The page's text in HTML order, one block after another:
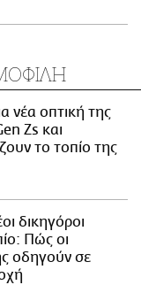
νέα οπτική της
Zs και
το τοπίο της
δικηγόροι
Πώς οι
οδηγούν σε